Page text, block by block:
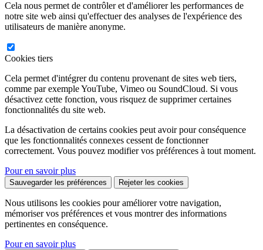
Cela nous permet de contrôler et d'améliorer les performances de
notre site web ainsi qu'effectuer des analyses de l'expérience des
utilisateurs de manière anonyme.
Cookies tiers
Cela permet d'intégrer du contenu provenant de sites web tiers,
comme par exemple YouTube, Vimeo ou SoundCloud. Si vous
désactivez cette fonction, vous risquez de supprimer certaines
fonctionnalités du site web.
La désactivation de certains cookies peut avoir pour conséquence
que les fonctionnalités connexes cessent de fonctionner
correctement. Vous pouvez modifier vos préférences à tout moment.
Pour en savoir plus
Sauvegarder les préférences Rejeter les cookies
Nous utilisons les cookies pour améliorer votre navigation,
mémoriser vos préférences et vous montrer des informations
pertinentes en conséquence.
Pour en savoir plus